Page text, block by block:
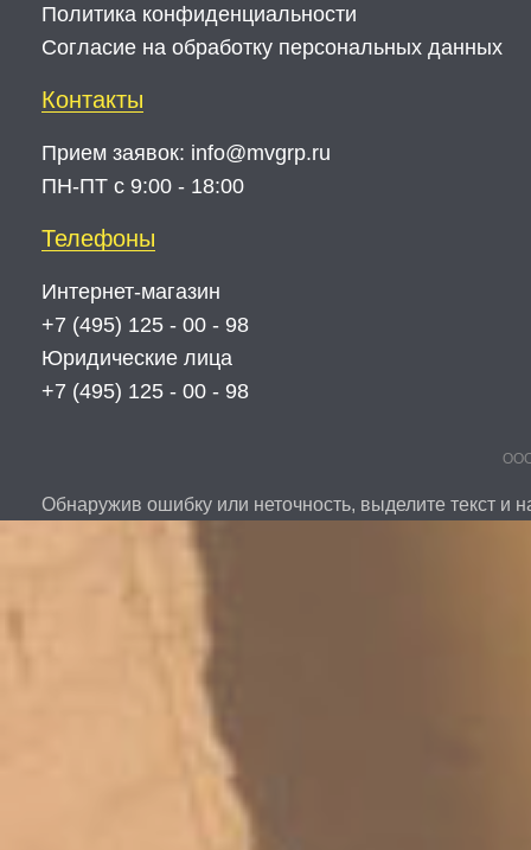
Политика конфиденциальности
Согласие на обработку персональных данных
Контакты
Прием заявок: info@mvgrp.ru
ПН-ПТ с 9:00 - 18:00
Телефоны
Интернет-магазин
+7 (495) 125 - 00 - 98
Юридические лица
+7 (495) 125 - 00 - 98
ООО
Обнаружив ошибку или неточность, выделите текст и